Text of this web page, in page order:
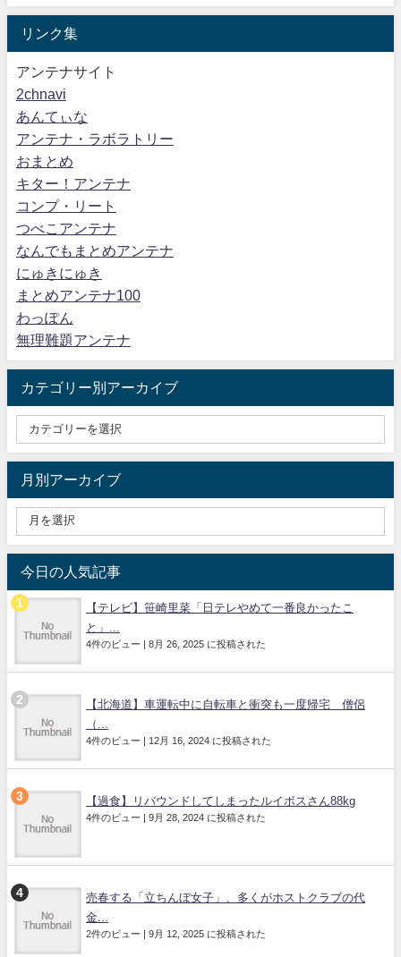
リンク集
アンテナサイト
2chnavi
あんてぃな
アンテナ・ラボラトリー
おまとめ
キター！アンテナ
コンプ・リート
つべこアンテナ
なんでもまとめアンテナ
にゅきにゅき
まとめアンテナ100
わっぽん
無理難題アンテナ
カテゴリー別アーカイブ
月別アーカイブ
今日の人気記事
【テレビ】笹崎里菜「日テレやめて一番良かったこ
と」...
4件のビュー | 8月 26, 2025 に投稿された
【北海道】車運転中に自転車と衝突も一度帰宅 僧侶
（...
4件のビュー | 12月 16, 2024 に投稿された
【過食】リバウンドしてしまったルイボスさん88kg
4件のビュー | 9月 28, 2024 に投稿された
売春する「立ちんぼ女子」、多くがホストクラブの代
金...
2件のビュー | 9月 12, 2025 に投稿された